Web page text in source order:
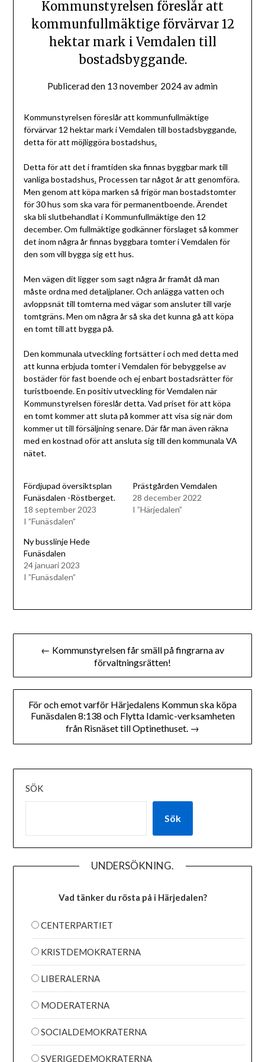
Kommunstyrelsen föreslår att
kommunfullmäktige förvärvar 12
hektar mark i Vemdalen till
bostadsbyggande.
Publicerad den 13 november 2024avadmin
Kommunstyrelsen föreslår att kommunfullmäktige
förvärvar 12 hektar mark i Vemdalen till bostadsbyggande,
detta för att möjliggöra bostadshus.
Detta för att det i framtiden ska finnas byggbar mark till
vanliga bostadshus.Processen tar något år att genomföra.
Men genom att köpa marken så frigör man bostadstomter
för 30 hus som ska vara för permanentboende. Ärendet
ska bli slutbehandlat i Kommunfullmäktige den 12
december. Om fullmäktige godkänner förslaget så kommer
det inom några år finnas byggbara tomter i Vemdalen för
den som vill bygga sig ett hus.
Men vägen dit ligger som sagt några år framåt då man
måste ordna med detaljplaner. Och anlägga vatten och
avloppsnät till tomterna med vägar som ansluter till varje
tomtgräns. Men om några år så ska det kunna gå att köpa
en tomt till att bygga på.
Den kommunala utveckling fortsätter i och med detta med
att kunna erbjuda tomter i Vemdalen för bebyggelse av
bostäder för fast boende och ej enbart bostadsrätter för
turistboende. En positiv utveckling för Vemdalen när
Kommunstyrelsen föreslår detta. Vad priset för att köpa
en tomt kommer att sluta på kommer att visa sig när dom
kommer ut till försäljning senare. Där får man även räkna
med en kostnad oför att ansluta sig till den kommunala VA
nätet.
Fördjupad översiktsplan
Funäsdalen -Röstberget.
18 september 2023
I ”Funäsdalen”
Prästgården Vemdalen
28 december 2022
I ”Härjedalen”
Ny busslinje Hede
Funäsdalen
24 januari 2023
I ”Funäsdalen”
Inläggsnavigering
← Kommunstyrelsen får smäll på fingrarna av
förvaltningsrätten!
För och emot varför Härjedalens Kommun ska köpa
Funäsdalen 8:138 och Flytta Idamic-verksamheten
från Risnäset till Optinethuset. →
SÖK
Sök
UNDERSÖKNING.
Vad tänker du rösta på i Härjedalen?
CENTERPARTIET
KRISTDEMOKRATERNA
LIBERALERNA
MODERATERNA
SOCIALDEMOKRATERNA
SVERIGEDEMOKRATERNA